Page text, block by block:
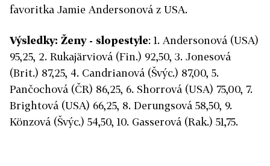
favoritka Jamie Andersonová z USA.
Výsledky: Ženy - slopestyle: 1. Andersonová (USA)
95,25, 2. Rukajärviová (Fin.) 92,50, 3. Jonesová
(Brit.) 87,25, 4. Candrianová (Švýc.) 87,00, 5.
Pančochová (ČR) 86,25, 6. Shorrová (USA) 75,00, 7.
Brightová (USA) 66,25, 8. Derungsová 58,50, 9.
Könzová (Švýc.) 54,50, 10. Gasserová (Rak.) 51,75.